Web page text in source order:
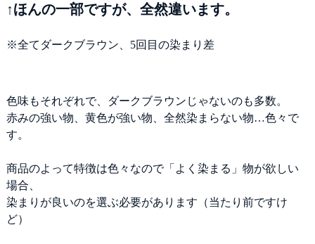
↑ほんの一部ですが、全然違います。
※全てダークブラウン、5回目の染まり差
色味もそれぞれで、ダークブラウンじゃないのも多数。
赤みの強い物、黄色が強い物、全然染まらない物…色々で
す。
商品のよって特徴は色々なので「よく染まる」物が欲しい
場合、
染まりが良いのを選ぶ必要があります（当たり前ですけ
ど）